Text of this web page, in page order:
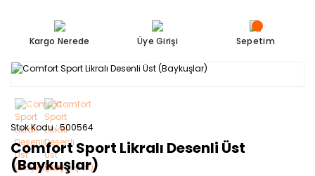
Kargo Nerede Üye Girişi Sepetim
Stok Kodu 500564
Comfort Sport Likralı Desenli Üst
(Baykuşlar)